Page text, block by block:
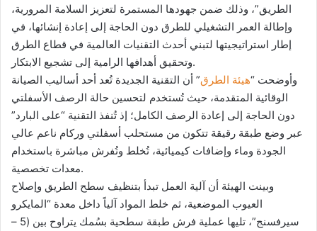
الطريق”، وذلك ضمن جهودها المستمرة لتعزيز السلامة المرورية،
وإطالة العمر التشغيلي للطرق دون الحاجة إلى إعادة إنشائها، في
إطار استراتيجيتها لتبني أحدث التقنيات العالمية في قطاع الطرق
وتحقيق أهدافها الرامية إلى تشجيع الابتكار.
وأوضحت “هيئة الطرق” أن التقنية الجديدة تُعد أحد أساليب الصيانة
الوقائية المتقدمة، حيث تُستخدم لتحسين حالة الرصف الأسفلتي
دون الحاجة إلى إعادة الرصف الكامل؛ إذ تُنفذ التقنية “على البارد”
عبر وضع طبقة رقيقة تتكون من مستحلب أسفلتي وركام ناعم عالي
الجودة وماء وإضافات كيميائية، تُخلط وتُفرش مباشرة باستخدام
معدات تخصصية.
وبينت الهيئة أن آلية العمل تبدأ بتنظيف سطح الطريق وإصلاح
العيوب الموضعية، ثم خلط المواد آلياً داخل معدة “المايكرو
سيرفسنج”، تليها عملية فرش طبقة سطحية بسُمك يتراوح بين (5 –